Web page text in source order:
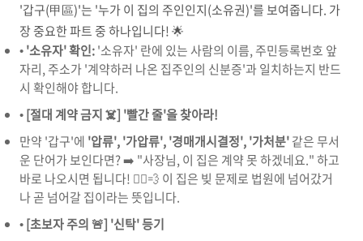
'갑구(甲區)'는 '누가 이 집의 주인인지(소유권)'를 보여줍니다. 가
장 중요한 파트 중 하나입니다! 🌟
•'소유자' 확인:'소유자' 란에 있는 사람의 이름, 주민등록번호 앞
자리, 주소가 '계약하러 나온 집주인의 신분증'과 일치하는지 반드
시 확인해야 합니다.
•[절대 계약 금지 ☠️] '빨간 줄'을 찾아라!
만약 '갑구'에 '압류', '가압류', '경매개시결정', '가처분'같은 무서
운 단어가 보인다면? ➡️ "사장님, 이 집은 계약 못 하겠네요." 하고
바로 나오시면 됩니다! 🏃‍♀️💨 이 집은 빚 문제로 법원에 넘어갔거
나 곧 넘어갈 집이라는 뜻입니다.
•[초보자 주의 🚨] '신탁' 등기